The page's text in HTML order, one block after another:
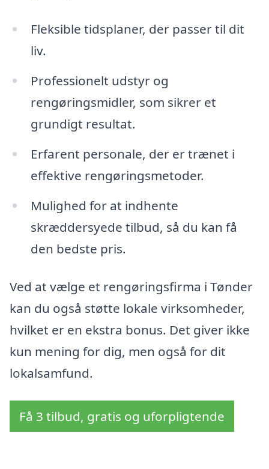
Fleksible tidsplaner, der passer til dit
liv.
Professionelt udstyr og
rengøringsmidler, som sikrer et
grundigt resultat.
Erfarent personale, der er trænet i
effektive rengøringsmetoder.
Mulighed for at indhente
skræddersyede tilbud, så du kan få
den bedste pris.
Ved at vælge et rengøringsfirma i Tønder
kan du også støtte lokale virksomheder,
hvilket er en ekstra bonus. Det giver ikke
kun mening for dig, men også for dit
lokalsamfund.
Få 3 tilbud, gratis og uforpligtende